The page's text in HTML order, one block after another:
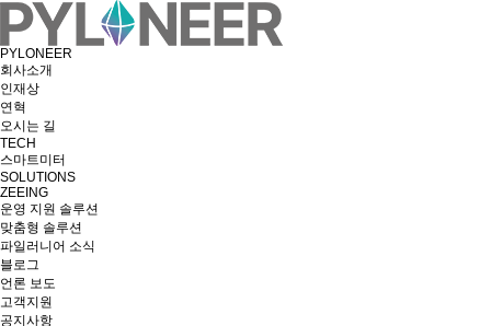
PYLONEER
회사소개
인재상
연혁
오시는 길
TECH
스마트미터
SOLUTIONS
ZEEING
운영 지원 솔루션
맞춤형 솔루션
파일러니어 소식
블로그
언론 보도
고객지원
공지사항